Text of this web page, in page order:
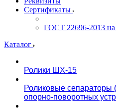
Сертификаты
ГОСТ 22696-2013 на
Каталог
Ролики ШХ-15
Роликовые сепараторы
опорно-поворотных